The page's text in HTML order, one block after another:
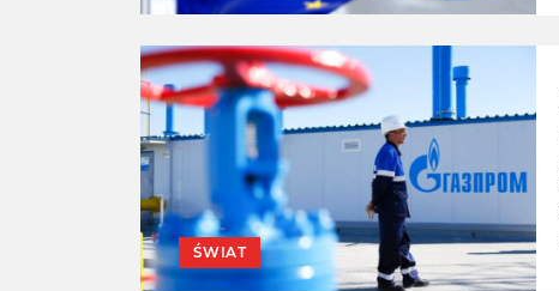
ŚWIAT